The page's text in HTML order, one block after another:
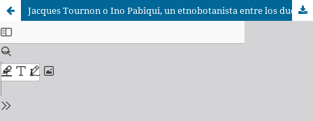
Jacques Tournon o Ino Pabiqui, un etnobotanista entre los dueños de las plantas